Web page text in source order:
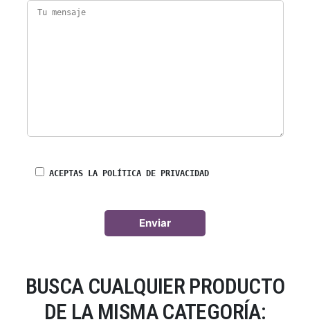
ACEPTAS LA POLÍTICA DE PRIVACIDAD
BUSCA CUALQUIER PRODUCTO
DE LA MISMA CATEGORÍA: